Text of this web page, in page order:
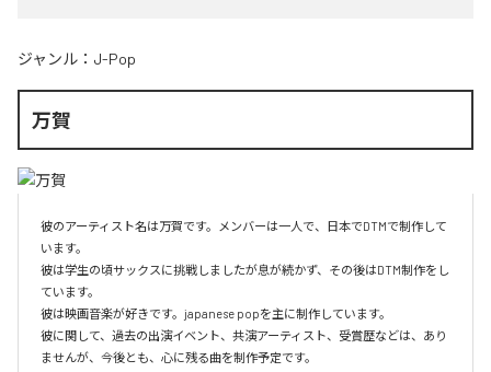
ジャンル： J-Pop
万賀
彼のアーティスト名は万賀です。メンバーは一人で、日本でDTMで制作して
います。
彼は学生の頃サックスに挑戦しましたが息が続かず、その後はDTM制作をし
ています。
彼は映画音楽が好きです。japanese popを主に制作しています。
彼に関して、過去の出演イベント、共演アーティスト、受賞歴などは、あり
ませんが、今後とも、心に残る曲を制作予定です。